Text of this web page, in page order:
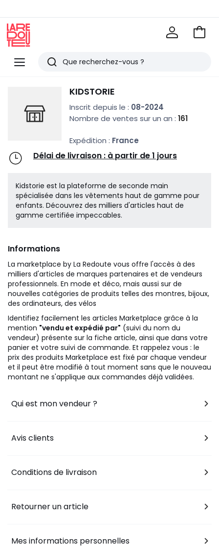
Menu
Redoute
Rechercher
articles
vus
Voir
KIDSTORIE
Inscrit depuis le : 08-2024
Nombre de ventes sur un an : 161
Expédition : France
Délai de livraison : à partir de 1 jours
Kidstorie est la plateforme de seconde main
spécialisée dans les vêtements haut de gamme pour
enfants. Découvrez des milliers d'articles haut de
gamme certifiée impeccables.
Informations
La marketplace by La Redoute vous offre l'accès à des
milliers d'articles de marques partenaires et de vendeurs
professionnels. En mode et déco, mais aussi sur de
nouvelles catégories de produits telles des montres, bijoux,
des ordinateurs, des vélos
Identifiez facilement les articles Marketplace grâce à la
mention "vendu et expédié par" (suivi du nom du
vendeur) présente sur la fiche article, ainsi que dans votre
panier et votre suivi de commande. Et rappelez vous : le
prix des produits Marketplace est fixé par chaque vendeur
et il peut être modifié à tout moment sans que le nouveau
montant ne s'applique aux commandes déjà validées.
Qui est mon vendeur ?
Avis clients
Conditions de livraison
Retourner un article
Mes informations personnelles